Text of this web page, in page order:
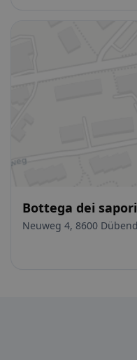
Bottega dei
Neuweg 4, 8600